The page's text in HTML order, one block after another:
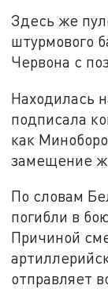
Здесь же
штурмового
Червона с
Находилась
подписала
как
замещение
По словам
погибли в
Причиной
отправляет